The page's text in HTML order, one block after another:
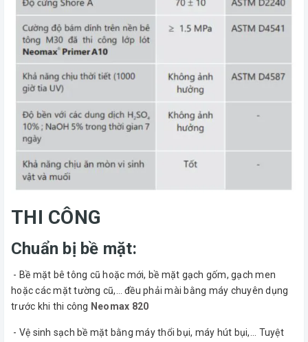
THI CÔNG
Chuẩn bị bề mặt:
- Bề mặt bê tông cũ hoặc mới, bề mặt gạch gốm, gạch men
hoặc các mặt tường cũ,… đều phải mài bằng máy chuyên dụng
trước khi thi công Neomax 820
- Vệ sinh sạch bề mặt bằng máy thổi bụi, máy hút bụi,... Tuyệt